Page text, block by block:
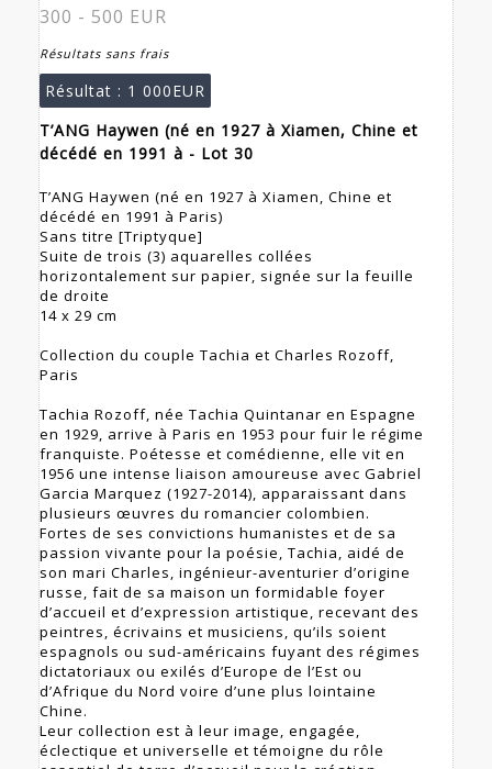
300 - 500 EUR
Résultats sans frais
Résultat : 1 000EUR
T’ANG Haywen (né en 1927 à Xiamen, Chine et
décédé en 1991 à - Lot 30
T’ANG Haywen (né en 1927 à Xiamen, Chine et
décédé en 1991 à Paris)
Sans titre [Triptyque]
Suite de trois (3) aquarelles collées
horizontalement sur papier, signée sur la feuille
de droite
14 x 29 cm
Collection du couple Tachia et Charles Rozoff,
Paris
Tachia Rozoff, née Tachia Quintanar en Espagne
en 1929, arrive à Paris en 1953 pour fuir le régime
franquiste. Poétesse et comédienne, elle vit en
1956 une intense liaison amoureuse avec Gabriel
Garcia Marquez (1927-2014), apparaissant dans
plusieurs œuvres du romancier colombien.
Fortes de ses convictions humanistes et de sa
passion vivante pour la poésie, Tachia, aidé de
son mari Charles, ingénieur-aventurier d’origine
russe, fait de sa maison un formidable foyer
d’accueil et d’expression artistique, recevant des
peintres, écrivains et musiciens, qu’ils soient
espagnols ou sud-américains fuyant des régimes
dictatoriaux ou exilés d’Europe de l’Est ou
d’Afrique du Nord voire d’une plus lointaine
Chine.
Leur collection est à leur image, engagée,
éclectique et universelle et témoigne du rôle